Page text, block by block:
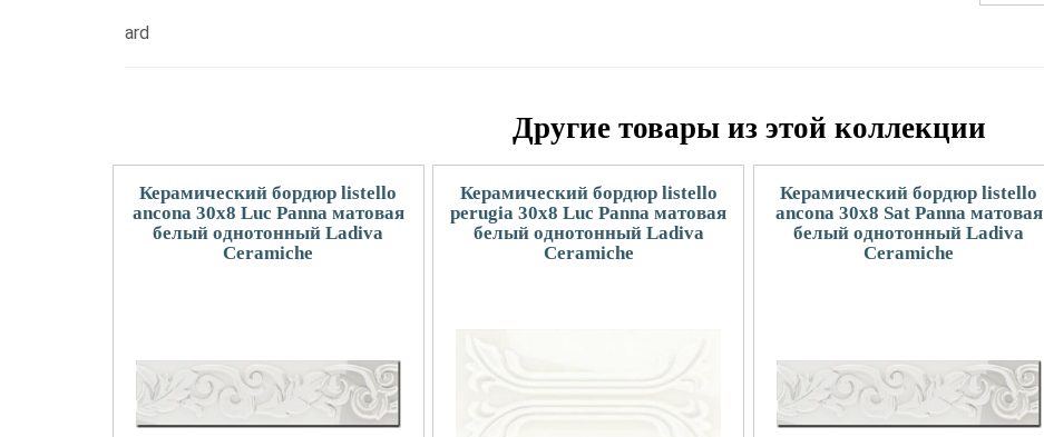
ard
Другие товары из этой коллекции
Керамический бордюр listello
ancona 30x8 Luc Panna матовая
белый однотонный Ladiva
Сeramiche
Керамический бордюр listello
perugia 30x8 Luc Panna матовая
белый однотонный Ladiva
Сeramiche
Керамический бордюр listello
ancona 30x8 Sat Panna матовая
белый однотонный Ladiva
Сeramiche